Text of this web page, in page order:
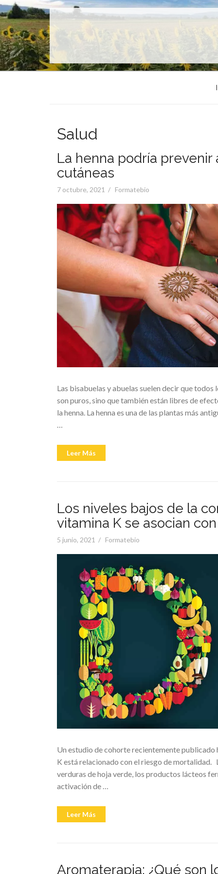
Skip
to
content
Salud
La henna podría
cutáneas
Posted
7 octubre, 2021 Formatebio
Las bisabuelas y abuelas suelen decir que
son puros, sino que también están libres de
la henna. La henna es una de las plantas más
Leer Más
podría
Los niveles bajos de la
vitamina K se asocian
Posted
5 junio, 2021 Formatebio
Un estudio de cohorte recientemente publicado
K está relacionado con el riesgo de mortalidad.
verduras de hoja verde, los productos lácteos
activación de …
Leer Más
bajos
D
y
Aromaterapia: ¿Qué son